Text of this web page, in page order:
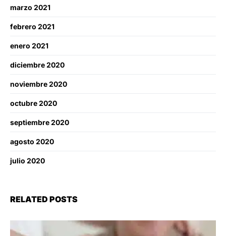
marzo 2021
febrero 2021
enero 2021
diciembre 2020
noviembre 2020
octubre 2020
septiembre 2020
agosto 2020
julio 2020
RELATED POSTS